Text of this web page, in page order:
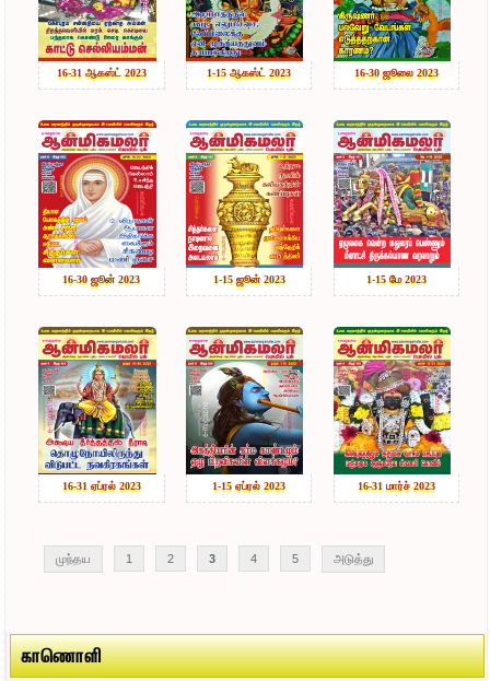
16-31 ஆகஸ்ட் 2023 1-15 ஆகஸ்ட் 2023 16-30 ஜூலை 2023
16-30 ஜூன் 2023 1-15 ஜூன் 2023 1-15 மே 2023
16-31 ஏப்ரல் 2023 1-15 ஏப்ரல் 2023 16-31 மார்ச் 2023
முந்தய 1 2 3 4 5 அடுத்து
காணொளி